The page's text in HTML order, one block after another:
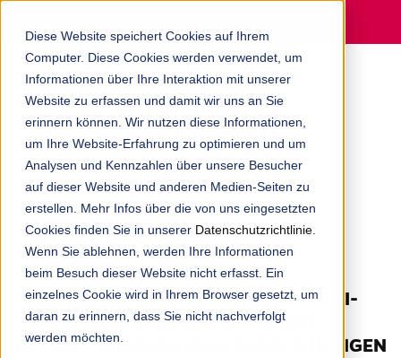
Diese Website speichert Cookies auf Ihrem
Computer. Diese Cookies werden verwendet, um
Informationen über Ihre Interaktion mit unserer
Website zu erfassen und damit wir uns an Sie
erinnern können. Wir nutzen diese Informationen,
um Ihre Website-Erfahrung zu optimieren und um
Analysen und Kennzahlen über unsere Besucher
auf dieser Website und anderen Medien-Seiten zu
erstellen. Mehr Infos über die von uns eingesetzten
Cookies finden Sie in unserer Datenschutzrichtlinie
Wenn Sie ablehnen, werden Ihre Informationen
beim Besuch dieser Website nicht erfasst. Ein
einzelnes Cookie wird in Ihrem Browser gesetzt, um
daran zu erinnern, dass Sie nicht nachverfolgt
werden möchten.
ERFAHREN SIE AUF DEM BLOG ALLES
RUND UM DIE DIGITALAGENTUR AUS
DIE ZUKUNFT DES MARKETINGS: KI-
GESTEUERTE STRATEGIEN
REVOLUTIONIEREN KUNDENBEZIEHUNGEN